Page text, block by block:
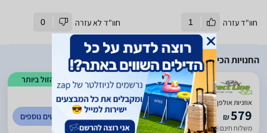
חוו"ד עזרה 1 חוו"ד לא עזרה 0
החנויות הכי זולות
הזול ביותר
5
(
784
)
אוזניות אולפן מקצועיות SHURE SRH840 *במלאי מיידי*
₪579
משלוח חינם עד 7 ימי עסקים
לפרטים נוספים